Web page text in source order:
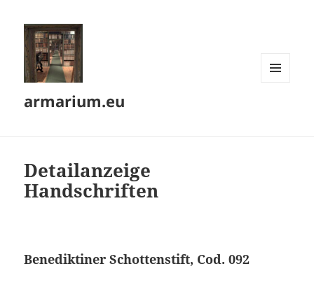
armarium.eu
Detailanzeige
Handschriften
Benediktiner Schottenstift, Cod. 092